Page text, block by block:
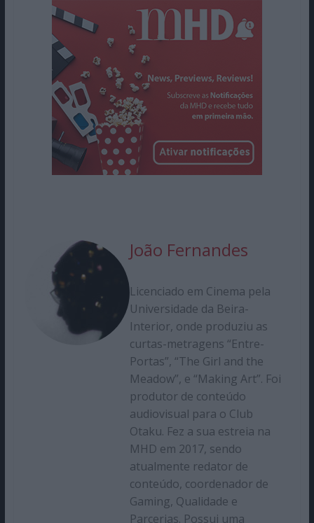
João Fernandes
Licenciado em Cinema pela
Universidade da Beira-
Interior, onde produziu as
curtas-metragens “Entre-
Portas”, “The Girl and the
Meadow”, e “Making Art”. Foi
produtor de conteúdo
audiovisual para o Club
Otaku. Fez a sua estreia na
MHD em 2017, sendo
atualmente redator de
conteúdo, coordenador de
Gaming, Qualidade e
Parcerias. Possui uma